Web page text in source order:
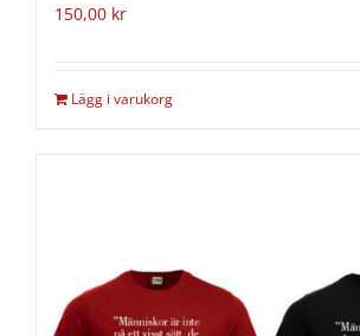
150,00 kr
Lägg i varukorg